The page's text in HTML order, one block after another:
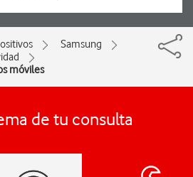
Samsung
móviles
de tu consulta